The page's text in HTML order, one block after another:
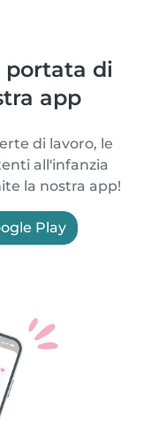
portata di
app
di lavoro, le
all'infanzia
la nostra app!
Play